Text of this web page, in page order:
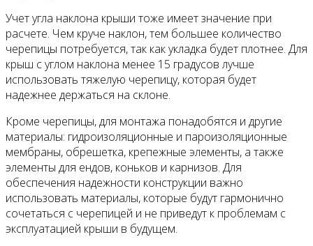
Учет угла наклона крыши тоже имеет значение при
расчете. Чем круче наклон, тем большее количество
черепицы потребуется, так как укладка будет плотнее. Для
крыш с углом наклона менее 15 градусов лучше
использовать тяжелую черепицу, которая будет
надежнее держаться на склоне.
Кроме черепицы, для монтажа понадобятся и другие
материалы: гидроизоляционные и пароизоляционные
мембраны, обрешетка, крепежные элементы, а также
элементы для ендов, коньков и карнизов. Для
обеспечения надежности конструкции важно
использовать материалы, которые будут гармонично
сочетаться с черепицей и не приведут к проблемам с
эксплуатацией крыши в будущем.